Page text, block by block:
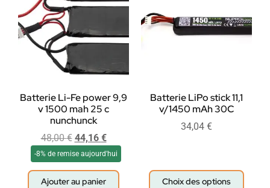
Batterie Li-Fe power 9,9
v 1500 mah 25 c
nunchunck
48,00€ 44,16 €
-8% de remise aujourd'hui
Ajouter au panier
Batterie LiPo stick 11,1
v/1450 mAh 30C
34,04 €
Choix des options